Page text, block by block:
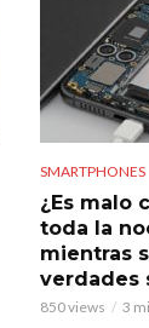
SMARTPHONES
¿Es malo
toda la
mientras
verdades
850 views 3